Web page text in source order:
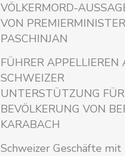
VÖLKERMORD-
VON PREMIERMINISTER
PASCHINJAN
FÜHRER APPELLIEREN
SCHWEIZER
UNTERSTÜTZUNG FÜR
BEVÖLKERUNG VON
KARABACH
Schweizer Geschäfte mit